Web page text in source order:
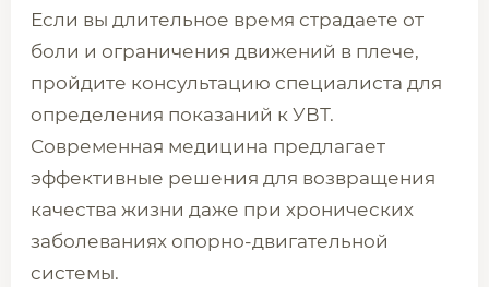
Если вы длительное время страдаете от
боли и ограничения движений в плече,
пройдите консультацию специалиста для
определения показаний к УВТ.
Современная медицина предлагает
эффективные решения для возвращения
качества жизни даже при хронических
заболеваниях опорно-двигательной
системы.